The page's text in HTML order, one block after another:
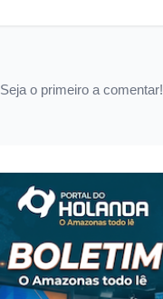
Seja o primeiro a comentar!